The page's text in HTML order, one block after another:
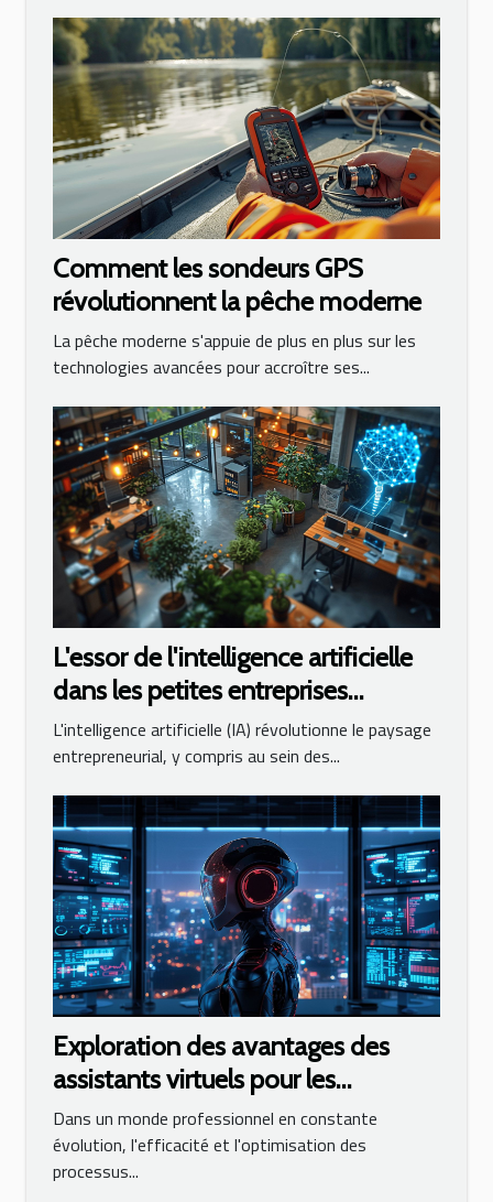
Comment les sondeurs GPS
révolutionnent la pêche moderne
La pêche moderne s'appuie de plus en plus sur les
technologies avancées pour accroître ses...
L'essor de l'intelligence artificielle
dans les petites entreprises
avantages et défis
L'intelligence artificielle (IA) révolutionne le paysage
entrepreneurial, y compris au sein des...
Exploration des avantages des
assistants virtuels pour les
entreprises modernes
Dans un monde professionnel en constante
évolution, l'efficacité et l'optimisation des
processus...